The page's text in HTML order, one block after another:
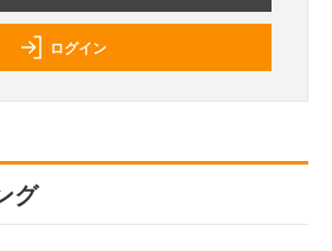
ログイン
グ